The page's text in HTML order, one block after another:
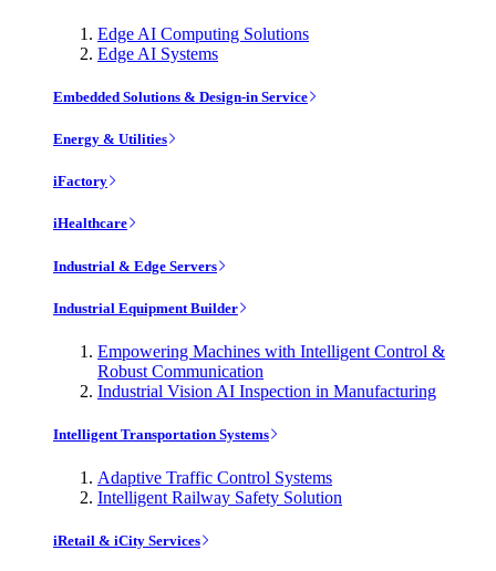
Edge AI Computing Solutions
Edge AI Systems
Embedded Solutions & Design-in Service
Energy & Utilities
iFactory
iHealthcare
Industrial & Edge Servers
Industrial Equipment Builder
Empowering Machines with Intelligent Control &
Robust Communication
Industrial Vision AI Inspection in Manufacturing
Intelligent Transportation Systems
Adaptive Traffic Control Systems
Intelligent Railway Safety Solution
iRetail & iCity Services